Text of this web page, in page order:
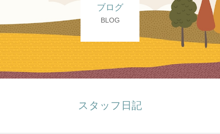
ブログ
BLOG
スタッフ日記
サービス
ブログ